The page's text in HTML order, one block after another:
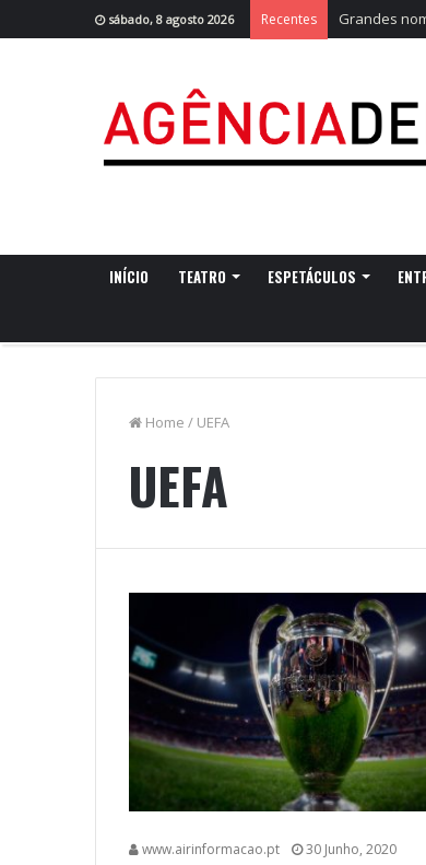
sábado, 8 agosto 2026 Recentes Grandes
INÍCIO TEATRO ESPETÁCULOS
Home / UEFA
UEFA
www.airinformacao.pt 30 Junho, 2020